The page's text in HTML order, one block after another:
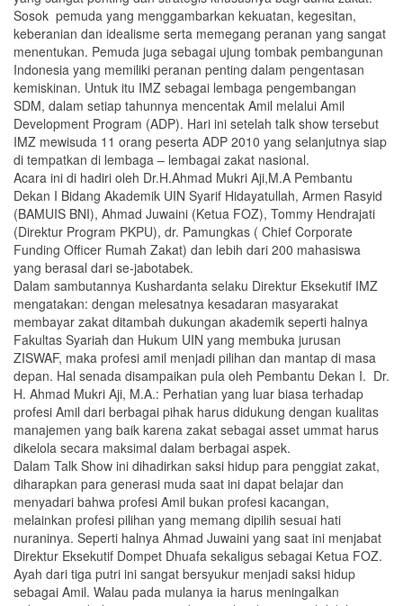
Sosok pemuda yang menggambarkan kekuatan, kegesitan,
keberanian dan idealisme serta memegang peranan yang sangat
menentukan. Pemuda juga sebagai ujung tombak pembangunan
Indonesia yang memiliki peranan penting dalam pengentasan
kemiskinan. Untuk itu IMZ sebagai lembaga pengembangan
SDM, dalam setiap tahunnya mencentak Amil melalui Amil
Development Program (ADP). Hari ini setelah talk show tersebut
IMZ mewisuda 11 orang peserta ADP 2010 yang selanjutnya siap
di tempatkan di lembaga – lembagai zakat nasional.
Acara ini di hadiri oleh Dr.H.Ahmad Mukri Aji,M.A Pembantu
Dekan I Bidang Akademik UIN Syarif Hidayatullah, Armen Rasyid
(BAMUIS BNI), Ahmad Juwaini (Ketua FOZ), Tommy Hendrajati
(Direktur Program PKPU), dr. Pamungkas ( Chief Corporate
Funding Officer Rumah Zakat) dan lebih dari 200 mahasiswa
yang berasal dari se-jabotabek.
Dalam sambutannya Kushardanta selaku Direktur Eksekutif IMZ
mengatakan: dengan melesatnya kesadaran masyarakat
membayar zakat ditambah dukungan akademik seperti halnya
Fakultas Syariah dan Hukum UIN yang membuka jurusan
ZISWAF, maka profesi amil menjadi pilihan dan mantap di masa
depan. Hal senada disampaikan pula oleh Pembantu Dekan I. Dr.
H. Ahmad Mukri Aji, M.A.: Perhatian yang luar biasa terhadap
profesi Amil dari berbagai pihak harus didukung dengan kualitas
manajemen yang baik karena zakat sebagai asset ummat harus
dikelola secara maksimal dalam berbagai aspek.
Dalam Talk Show ini dihadirkan saksi hidup para penggiat zakat,
diharapkan para generasi muda saat ini dapat belajar dan
menyadari bahwa profesi Amil bukan profesi kacangan,
melainkan profesi pilihan yang memang dipilih sesuai hati
nuraninya. Seperti halnya Ahmad Juwaini yang saat ini menjabat
Direktur Eksekutif Dompet Dhuafa sekaligus sebagai Ketua FOZ.
Ayah dari tiga putri ini sangat bersyukur menjadi saksi hidup
sebagai Amil. Walau pada mulanya ia harus meningalkan